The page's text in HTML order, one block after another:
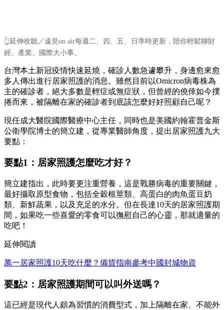
👆延伸收聽／遠見on air每週二、四、五、日準時更新，陪你輕鬆聊財
經、產業、國際大小事。
台灣本土新冠疫情快速延燒，確診人數急遽攀升，身邊愈來愈
多人傳出進行居家照護的消息。雖然目前以Omicron病毒株為
主的確診者，絕大多數是輕症或無症狀，但曾經的僥倖如今撲
捲而來，被隔離在家的確診者到底該怎麼好好照顧自己呢？
現任成大醫院國際醫療中心主任，同時也是美國約翰霍普金斯
公衛學院博士的簡立建，從專業醫師角度，提出居家照護九大
要點：
要點1：居家照護怎麼吃才好？
簡立建指出，此時要更注重營養，這是戰勝病毒的重要關鍵，
最好攝取原型食物，包括全穀根莖類、高蛋白的肉魚蛋豆奶
類、新鮮蔬果，以及充足的水分。但在長達10天的居家照護期
間，如果吃一些喜愛的零食可以撫慰自己的心靈，那就適量的
吃吧！
延伸閱讀
萬一居家照護10天吃什麼？備貨指南參考中國封城物資
要點2：居家照護期間可以叫外送嗎？
這已經是現代人頗為習慣的消費型式，加上隔離在家、不能外